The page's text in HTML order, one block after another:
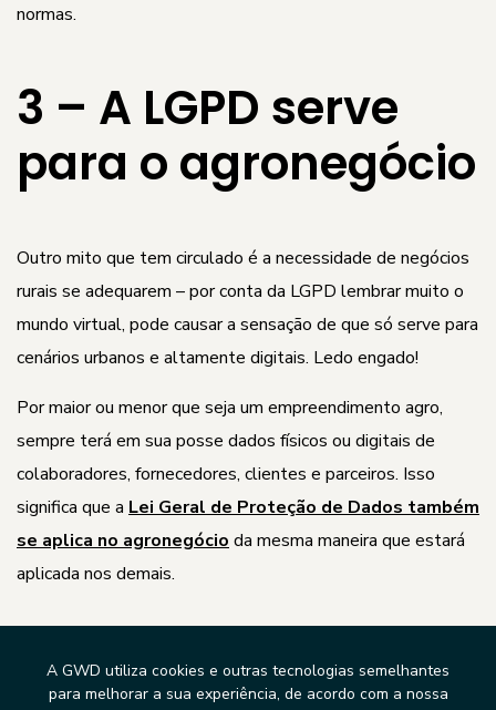
normas.
3 – A LGPD serve
para o agronegócio
Outro mito que tem circulado é a necessidade de negócios
rurais se adequarem – por conta da LGPD lembrar muito o
mundo virtual, pode causar a sensação de que só serve para
cenários urbanos e altamente digitais. Ledo engado!
Por maior ou menor que seja um empreendimento agro,
sempre terá em sua posse dados físicos ou digitais de
colaboradores, fornecedores, clientes e parceiros. Isso
significa que a Lei Geral de Proteção de Dados também
se aplica no agronegócio da mesma maneira que estará
aplicada nos demais.
4 – A LGPD veio
A GWD utiliza cookies e outras tecnologias semelhantes
para melhorar a sua experiência, de acordo com a nossa